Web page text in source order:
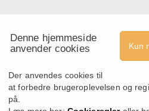
Kun
Denne hjemmeside
anvender cookies
Der anvendes cookies til
at forbedre brugeroplevelsen og
på.